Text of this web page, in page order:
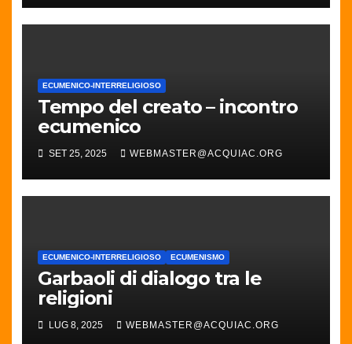
ECUMENICO-INTERRELIGIOSO
Tempo del creato – incontro
ecumenico
SET 25, 2025 WEBMASTER@ACQUIAC.ORG
ECUMENICO-INTERRELIGIOSO ECUMENISMO
Garbaoli di dialogo tra le
religioni
LUG 8, 2025 WEBMASTER@ACQUIAC.ORG